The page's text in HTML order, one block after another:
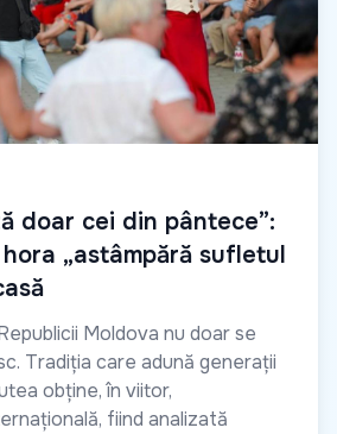
doar cei din pântece”:
„astâmpără sufletul
Moldova nu doar se
Tradiția care adună generații
obține, în viitor,
fiind analizată